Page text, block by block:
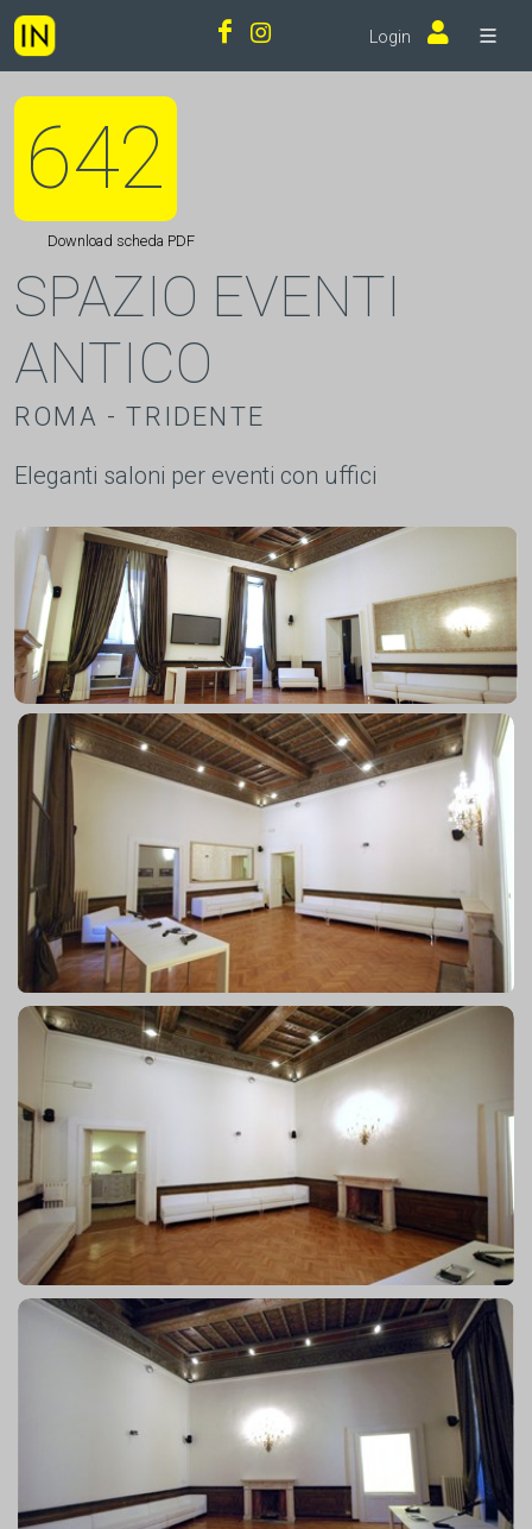
Login
642
Download scheda PDF
SPAZIO EVENTI
ANTICO
ROMA - TRIDENTE
Eleganti saloni per eventi con uffici